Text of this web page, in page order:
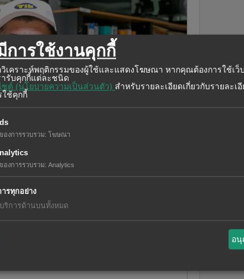
น
การใช้งานคุกกี้
วิเคราะห์พฤติกรรมของผู้ใช้และแสดงโฆษณา หากคุณต้องการใช้เว็
รับคุกกี้แต่ละชนิด
ซต์ (นโยบายความเป็นส่วนตัว) สำหรับรายละเอียดเกี่ยวกับรายละเ
ใช้คุกกี้
องการรวบรวม: โฆษณา
องการรวบรวม: Analytics
รทุกอย่าง
ริการด้านบนทั้งหมด
อ